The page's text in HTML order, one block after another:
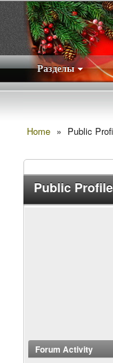
Разделы
Home » Public
Public
Forum Activity